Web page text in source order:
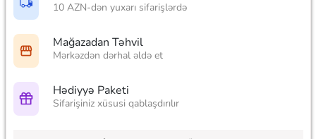
10 AZN-dən yuxarı sifarişlərdə
Mağazadan Təhvil
Mərkəzdən dərhal əldə et
Hədiyyə Paketi
Sifarişiniz xüsusi qablaşdırılır